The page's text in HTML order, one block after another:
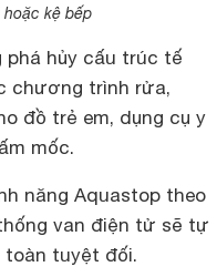
hoặc kệ bếp
phá hủy cấu trúc tế
chương trình rửa,
đồ trẻ em, dụng cụ y
mốc.
năng Aquastop theo
van điện tử sẽ tự
tuyệt đối.